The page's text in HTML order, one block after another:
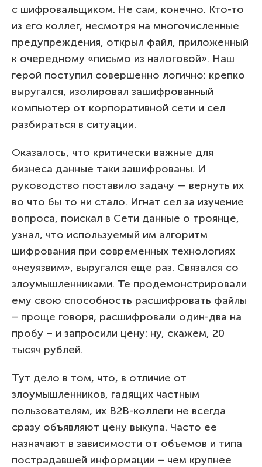
с шифровальщиком. Не сам, конечно. Кто-то
из его коллег, несмотря на многочисленные
предупреждения, открыл файл, приложенный
к очередному «письмо из налоговой». Наш
герой поступил совершенно логично: крепко
выругался, изолировал зашифрованный
компьютер от корпоративной сети и сел
разбираться в ситуации.
Оказалось, что критически важные для
бизнеса данные таки зашифрованы. И
руководство поставило задачу — вернуть их
во что бы то ни стало. Игнат сел за изучение
вопроса, поискал в Сети данные о троянце,
узнал, что используемый им алгоритм
шифрования при современных технологиях
«неуязвим», выругался еще раз. Связался со
злоумышленниками. Те продемонстрировали
ему свою способность расшифровать файлы
– проще говоря, расшифровали один-два на
пробу – и запросили цену: ну, скажем, 20
тысяч рублей.
Тут дело в том, что, в отличие от
злоумышленников, гадящих частным
пользователям, их B2B-коллеги не всегда
сразу объявляют цену выкупа. Часто ее
назначают в зависимости от объемов и типа
пострадавшей информации – чем крупнее